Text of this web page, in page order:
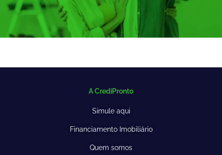
A CrediPronto
Simule aqui
Financiamento Imobiliário
Quem somos